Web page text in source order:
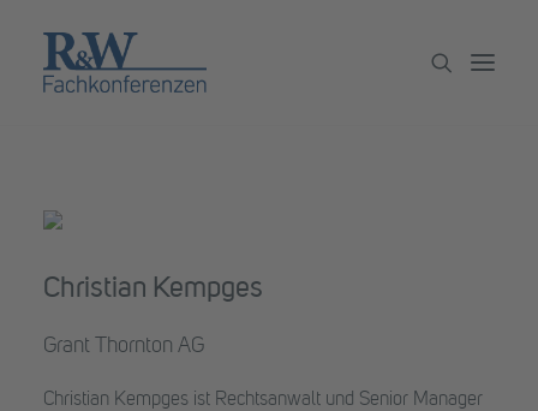
Newsletter
Christian Kempges
Grant Thornton AG
Christian Kempges ist Rechtsanwalt und Senior Manager